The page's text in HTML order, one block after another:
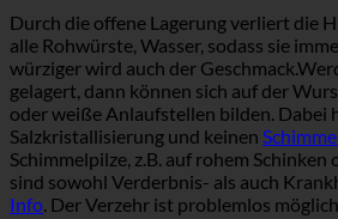
Durch die offene Lagerung verliert die
alle Rohwürste, Wasser, sodass sie
würziger wird auch der
gelagert, dann können sich auf der
oder weiße Anlaufstellen bilden. Dabei
Salzkristallisierung und keinen
Schimmelpilze, z.B. auf rohem Schinken
sind sowohl Verderbnis- als auch
Info . Der Verzehr ist problemlos